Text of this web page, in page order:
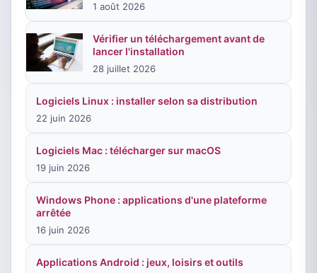
1 août 2026
Vérifier un téléchargement avant de
lancer l'installation
28 juillet 2026
Logiciels Linux : installer selon sa distribution
22 juin 2026
Logiciels Mac : télécharger sur macOS
19 juin 2026
Windows Phone : applications d'une plateforme
arrêtée
16 juin 2026
Applications Android : jeux, loisirs et outils